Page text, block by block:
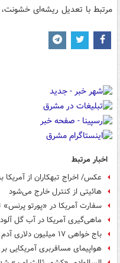
مرتبط با تعدیل ریشه‌ای خشونت،
اخبار مرتبط
عکس/ اخراج تبهکاران از آمریکا
هائیتی از کنترل خارج می‌شود
سفارت آمریکا در «پورتو
ماهی‌گیری آمریکا در آب گل
باج خواهی ۱۷ میلیون دلاری آدم ربایان هائیتی برای رهایی گروگان ها
هواپیمای مسافربری آمریکایی